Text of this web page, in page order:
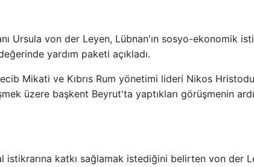
Ursula von der Leyen, Lübnan'ın sosyo-ekonomik
yardım paketi açıkladı.
Mikati ve Kıbrıs Rum yönetimi lideri Nikos
üzere başkent Beyrut'ta yaptıkları görüşmenin
istikrarına katkı sağlamak istediğini belirten von der